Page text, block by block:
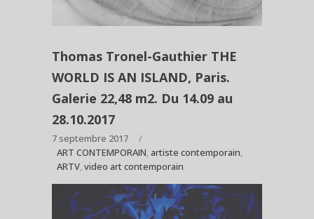
Thomas Tronel-Gauthier THE
WORLD IS AN ISLAND, Paris.
Galerie 22,48 m2. Du 14.09 au
28.10.2017
7 septembre 2017
ART CONTEMPORAIN, artiste contemporain,
ARTV,video art contemporain